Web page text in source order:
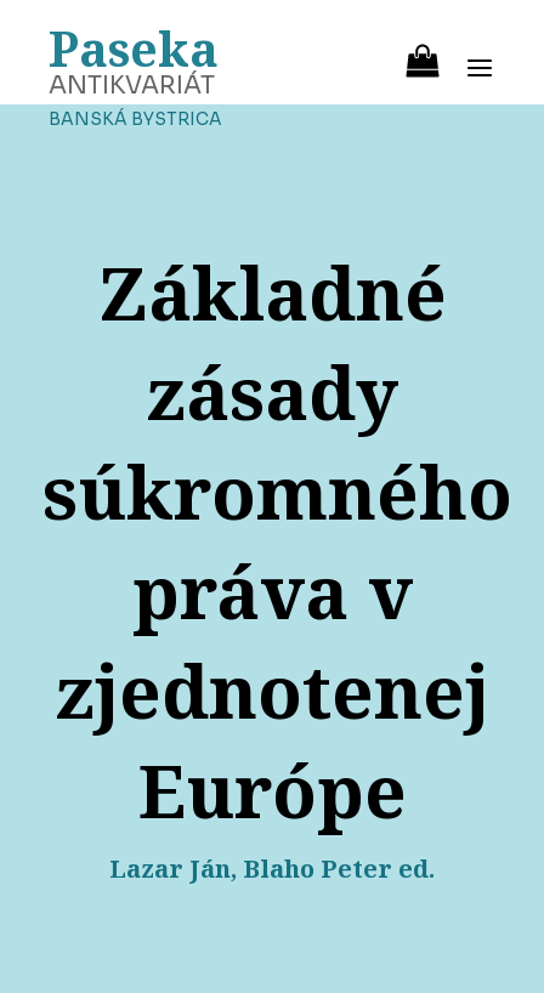
Paseka
ANTIKVARIÁT
BANSKÁ BYSTRICA
Základné
zásady
súkromného
práva v
zjednotenej
Európe
Lazar Ján, Blaho Peter ed.